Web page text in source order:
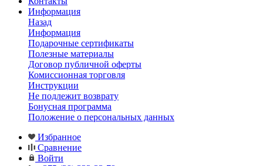
Информация
Назад
Информация
Подарочные сертификаты
Полезные материалы
Договор публичной оферты
Комиссионная торговля
Инструкции
Не подлежит возврату
Бонусная программа
Положение о персональных данных
Избранное
Сравнение
Войти